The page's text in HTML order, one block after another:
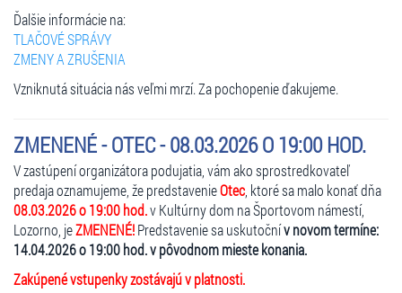
Ďalšie informácie na:
TLAČOVÉ SPRÁVY
ZMENY A ZRUŠENIA
Vzniknutá situácia nás veľmi mrzí. Za pochopenie ďakujeme.
ZMENENÉ - OTEC - 08.03.2026 O 19:00 HOD.
V zastúpení organizátora podujatia, vám ako sprostredkovateľ
predaja oznamujeme, že predstavenieOtec , ktoré sa malo konať dňa
08.03.2026 o 19:00 hod.v Kultúrny dom na Športovom námestí,
Lozorno, jeZMENENÉ!Predstavenie sa uskutočnív novom termíne:
14.04.2026 o 19:00 hod. v pôvodnom mieste konania.
Zakúpené vstupenky zostávajú v platnosti.